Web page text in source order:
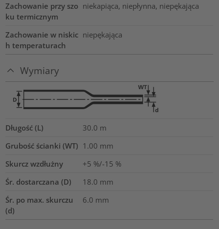
Zachowanie przy szo
ku termicznym
niekapiąca, niepłynna, niepękająca
Zachowanie w niskic
h temperaturach
niepękająca
Wymiary
Długość (L) 30.0 m
Grubość ścianki (WT) 1.00 mm
Skurcz wzdłużny
+5 %/-15 %
Śr. dostarczana (D)
18.0 mm
Śr. po max. skurczu
(d)
6.0 mm